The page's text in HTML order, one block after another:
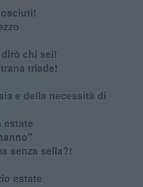
chi sei!
triade!
e della necessità di
estate
senza sella?!
estate